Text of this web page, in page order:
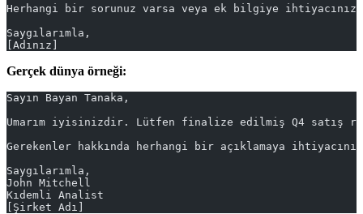
Herhangi bir sorunuz varsa veya ek bilgiye ihtiyacınız
Saygılarımla,
[Adınız]
Gerçek dünya örneği:
Sayın Bayan Tanaka,
Umarım iyisinizdir. Lütfen finalize edilmiş Q4 satış
Gerekenler hakkında herhangi bir açıklamaya
Saygılarımla,
John Mitchell
Kıdemli Analist
[Şirket Adı]